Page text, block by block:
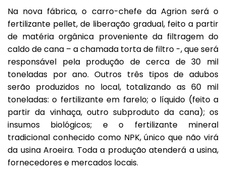
Na nova fábrica, o carro-chefe da Agrion será o
fertilizante pellet, de liberação gradual, feito a partir
de matéria orgânica proveniente da filtragem do
caldo de cana – a chamada torta de filtro -, que será
responsável pela produção de cerca de 30 mil
toneladas por ano. Outros três tipos de adubos
serão produzidos no local, totalizando as 60 mil
toneladas: o fertilizante em farelo; o líquido (feito a
partir da vinhaça, outro subproduto da cana); os
insumos biológicos; e o fertilizante mineral
tradicional conhecido como NPK, único que não virá
da usina Aroeira. Toda a produção atenderá a usina,
fornecedores e mercados locais.